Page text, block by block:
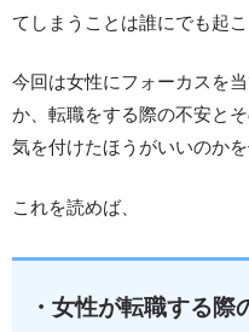
てしまうことは誰にでも起
今回は女性にフォーカスを
か、転職をする際の不安と
気を付けたほうがいいのか
これを読めば、
・女性が転職する際